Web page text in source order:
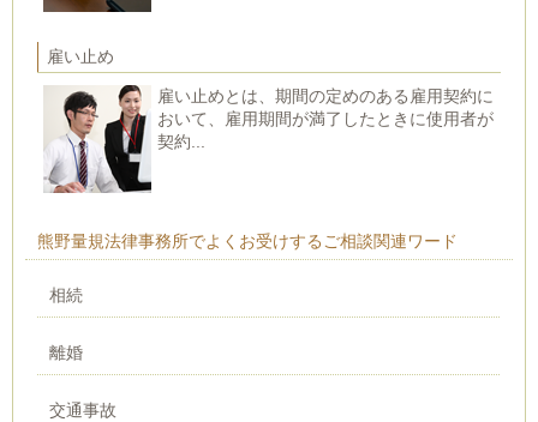
雇い止め
雇い止めとは、期間の定めのある雇用契約に
おいて、雇用期間が満了したときに使用者が
契約...
熊野量規法律事務所でよくお受けするご相談関連ワード
相続
離婚
交通事故